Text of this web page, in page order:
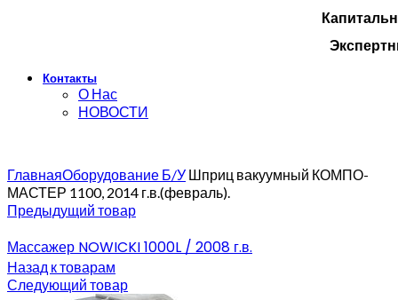
Контакты
О Нас
НОВОСТИ
ГлавнаяОборудование Б/У Шприц вакуумный КОМПО-
МАСТЕР 1100, 2014 г.в.(февраль).
Предыдущий товар
Массажер NOWICKI 1000L / 2008 г.в.
Назад к товарам
Следующий товар